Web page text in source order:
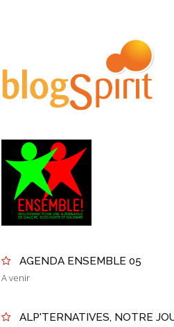
AGENDA ENSEMBLE 05
A venir
ALP'TERNATIVES, NOTRE